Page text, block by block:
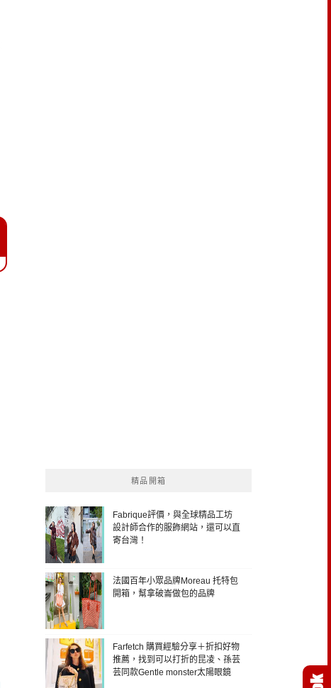
精品開箱
Fabrique評價，與全球精品工坊
設計師合作的服飾網站，還可以直
寄台灣！
法國百年小眾品牌Moreau 托特包
開箱，幫拿破崙做包的品牌
Farfetch 購買經驗分享＋折扣好物
推薦，找到可以打折的昆凌、孫芸
芸同款Gentle monster太陽眼鏡